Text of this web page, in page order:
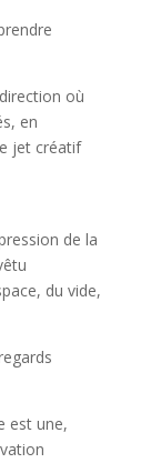
où
en
jet créatif
de la
du vide,
est une,